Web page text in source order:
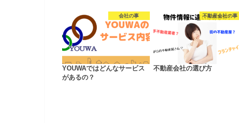
会社の事
YOUWAではどんなサービス
があるの？
不動産会社の事
不動産会社の選び方